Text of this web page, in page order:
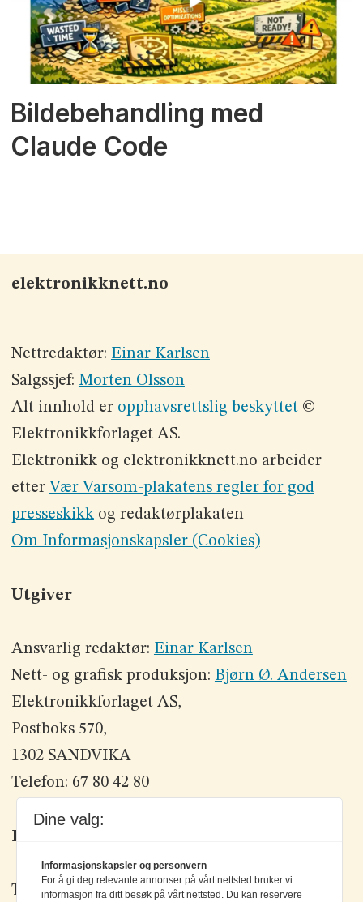
Bildebehandling med
Claude Code
elektronikknett.no
Nettredaktør: Einar Karlsen
Salgssjef: Morten Olsson
Alt innhold er opphavsrettslig beskyttet©
Elektronikkforlaget AS.
Elektronikk og elektronikknett.no arbeider
etter Vær Varsom-plakatens regler for god
presseskikkog redaktørplakaten
Om Informasjonskapsler (Cookies)
Utgiver
Ansvarlig redaktør: Einar Karlsen
Nett- og grafisk produksjon: Bjørn Ø. Andersen
Elektronikkforlaget AS,
Postboks 570,
1302 SANDVIKA
Telefon: 67 80 42 80
Kontakt oss
Tlf: +47 67 80 42 80
Dine valg:
Informasjonskapsler og personvern
For å gi deg relevante annonser på vårt nettsted bruker vi
informasjon fra ditt besøk på vårt nettsted. Du kan reservere